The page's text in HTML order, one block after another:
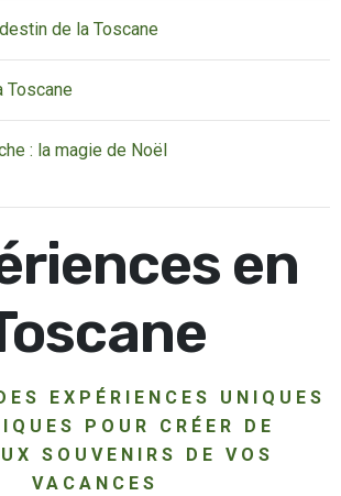
de la Toscane
Toscane
: la magie de Noël
en
EXPÉRIENCES UNIQUES
POUR CRÉER DE
SOUVENIRS DE VOS
VACANCES